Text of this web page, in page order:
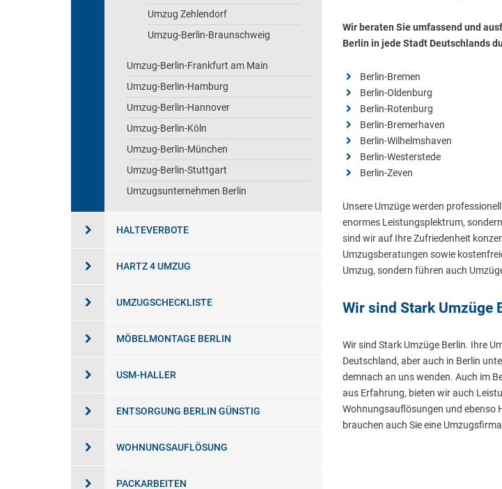
Wir beraten Sie umfassend und
Berlin in jede Stadt Deutschlands
Berlin-Bremen
Berlin-Oldenburg
Berlin-Rotenburg
Berlin-Bremerhaven
Berlin-Wilhelmshaven
Berlin-Westerstede
Berlin-Zeven
Unsere Umzüge werden
enormes Leistungsplektrum,
sind wir auf Ihre Zufriedenheit
Umzugsberatungen sowie
Umzug, sondern führen auch
Wir sind Stark Umzüge
Wir sind Stark Umzüge Berlin. Ihre
Deutschland, aber auch in Berlin
demnach an uns wenden. Auch im
aus Erfahrung, bieten wir auch
Wohnungsauflösungen und ebenso
brauchen auch Sie eine
Umzug Zehlendorf
Umzug-Berlin-Braunschweig
Umzug-Berlin-Frankfurt am Main
Umzug-Berlin-Hamburg
Umzug-Berlin-Hannover
Umzug-Berlin-Köln
Umzug-Berlin-München
Umzug-Berlin-Stuttgart
Umzugsunternehmen Berlin
HALTEVERBOTE
HARTZ 4 UMZUG
UMZUGSCHECKLISTE
MÖBELMONTAGE BERLIN
USM-HALLER
ENTSORGUNG BERLIN GÜNSTIG
WOHNUNGSAUFLÖSUNG
PACKARBEITEN